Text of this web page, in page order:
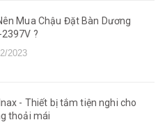
Mua Chậu Đặt Bàn Dương
?
2023
- Thiết bị tắm tiện nghi cho
thoải mái